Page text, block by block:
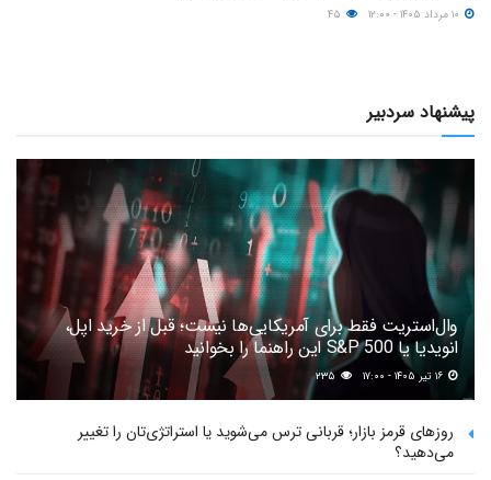
پیشنهاد سردبیر
وال‌استریت فقط برای آمریکایی‌ها نیست؛ قبل از خرید اپل،
انویدیا یا S&P 500 این راهنما را بخوانید
۲۳۵
روزهای قرمز بازار؛ قربانی ترس می‌شوید یا استراتژی‌تان را تغییر
می‌دهید؟